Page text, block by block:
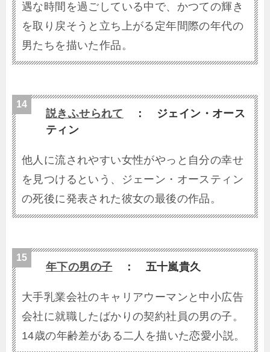
遇な時間を過ごしている中で、かつての輝き
を取り戻そうと立ち上がる定年間際の年代の
男たちを描いた作品。
説きふせられて ： ジェイン・オース
ティン
他人に流されやすい女性がやっと自分の幸せ
を見つけるという、ジェーン・オースティン
の死後に発表された彼女の最後の作品。
年下の男の子 ： 五十嵐貴久
大手乳業会社のキャリアウーマンと中小広告
会社に就職したばかりの契約社員の男の子。
14歳の年齢差がある二人を描いた恋愛小説。